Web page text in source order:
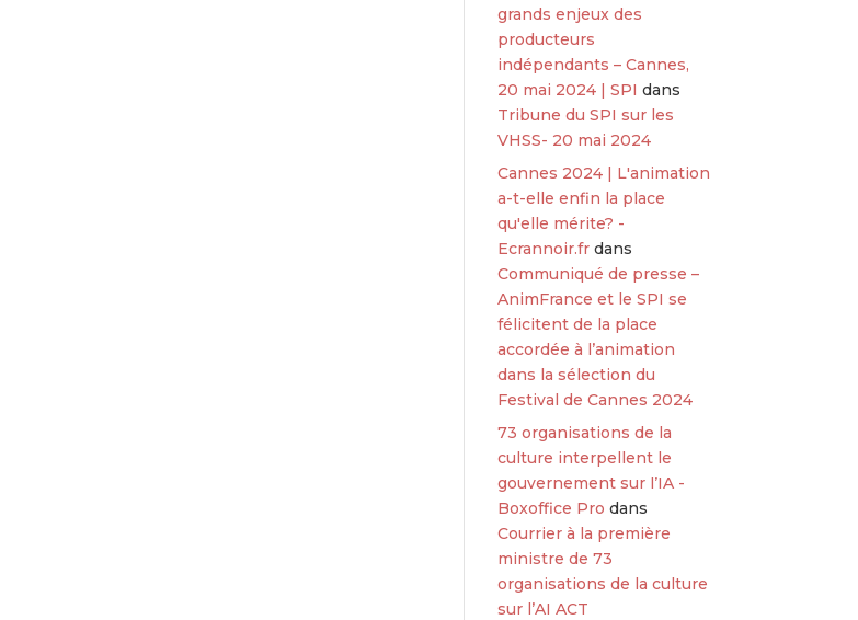
grands enjeux des
producteurs
indépendants – Cannes,
20 mai 2024 | SPI dans
Tribune du SPI sur les
VHSS- 20 mai 2024
Cannes 2024 | L'animation
a-t-elle enfin la place
qu'elle mérite? -
Ecrannoir.fr dans
Communiqué de presse –
AnimFrance et le SPI se
félicitent de la place
accordée à l’animation
dans la sélection du
Festival de Cannes 2024
73 organisations de la
culture interpellent le
gouvernement sur l’IA -
Boxoffice Pro dans
Courrier à la première
ministre de 73
organisations de la culture
sur l’AI ACT